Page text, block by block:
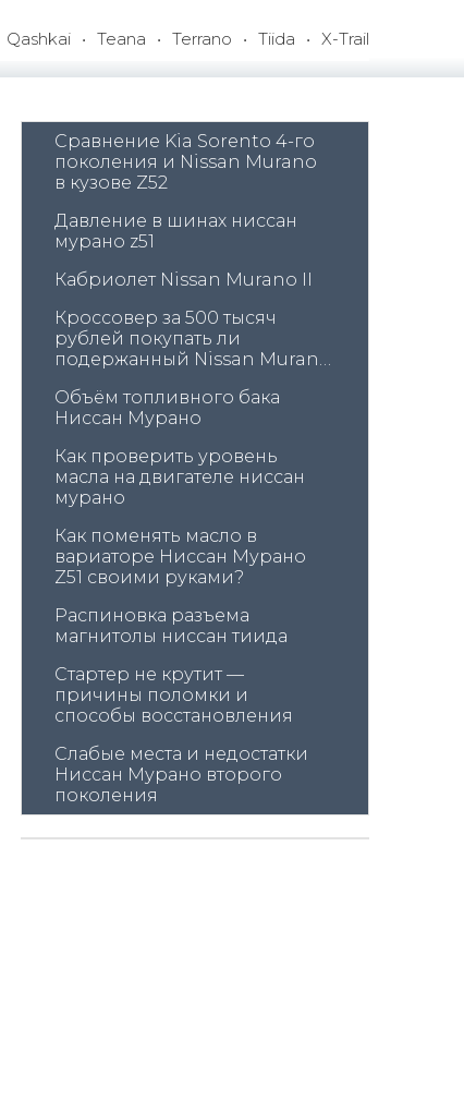
Qashkai Teana Terrano Tiida X-Trail
Сравнение Kia Sorento 4-го
поколения и Nissan Murano
в кузове Z52
Давление в шинах ниссан
мурано z51
Кабриолет Nissan Murano II
Кроссовер за 500 тысяч
рублей покупать ли
подержанный Nissan Murano
Объём топливного бака
Ниссан Мурано
Как проверить уровень
масла на двигателе ниссан
мурано
Как поменять масло в
вариаторе Ниссан Мурано
Z51 своими руками?
Распиновка разъема
магнитолы ниссан тиида
Стартер не крутит —
причины поломки и
способы восстановления
Слабые места и недостатки
Ниссан Мурано второго
поколения